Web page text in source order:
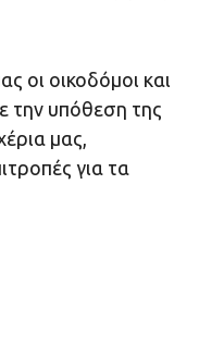
οι οικοδόμοι και
την υπόθεση της
μας,
για τα